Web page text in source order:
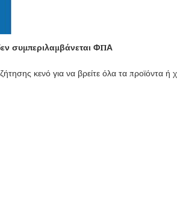
δεν συμπεριλαμβάνεται ΦΠΑ
κενό για να βρείτε όλα τα προϊόντα